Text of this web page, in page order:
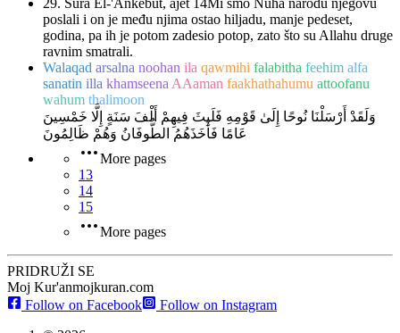
29. Sura El-'Ankebut, ajet 14Mi smo Nuha narodu njegovu
poslali i on je među njima ostao hiljadu, manje pedeset,
godina, pa ih je potom zadesio potop, zato što su Allahu druge
ravnim smatrali.
Walaqad arsalna noohan ila qawmihi falabitha feehim alfa
sanatin illa khamseena AAaman faakhathahumu attoofanu
wahum thalimoon
وَلَقَدْ أَرْسَلْنَا نُوحًا إِلَىٰ قَوْمِهِ فَلَبِثَ فِيهِمْ أَلْفَ سَنَةٍ إِلَّا خَمْسِينَ
عَامًا فَأَخَذَهُمُ الطُّوفَانُ وَهُمْ ظَالِمُونَ
More pages
13
14
15
More pages
PRIDRUŽI SE
Moj Kur'anmojkuran.com
Follow on Facebook
Follow on Instagram